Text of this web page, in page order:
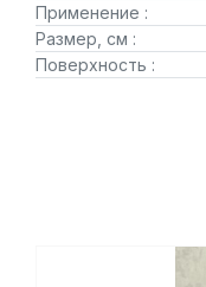
Применение :
Размер, см :
Поверхность :